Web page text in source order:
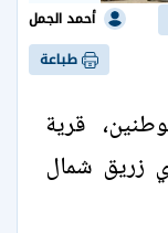
أحمد الجمل
طباعة
قرية
زريق شمال